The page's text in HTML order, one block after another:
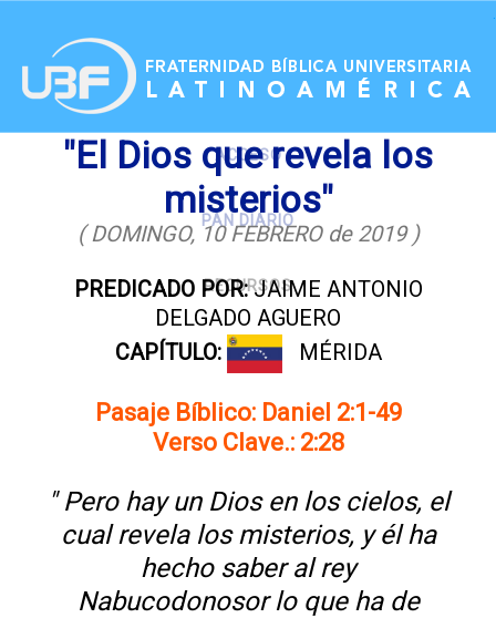
ACCESO
PAN DIARIO
RECURSOS
"El Dios que revela los
misterios"
( DOMINGO, 10 FEBRERO de 2019 )
PREDICADO POR:JAIME ANTONIO
DELGADO AGUERO
CAPÍTULO:
MÉRIDA
Pasaje Bíblico: Daniel 2:1-49
Verso Clave.: 2:28
" Pero hay un Dios en los cielos, el
cual revela los misterios, y él ha
hecho saber al rey
Nabucodonosor lo que ha de